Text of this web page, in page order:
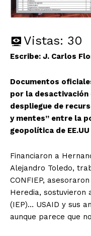
Vistas: 30
Escribe: J. Carlos
Documentos
por la desactivación
despliegue de
y mentes” entre la
geopolítica de EE.UU
Financiaron a
Alejandro Toledo,
CONFIEP,
Heredia, sostuvieron
(IEP)… USAID y sus
aunque parece que